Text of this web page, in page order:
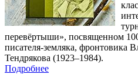
перевёртыши», посвященном
писателя-земляка, фронтовика
Тендрякова (1923–1984).
Подробнее